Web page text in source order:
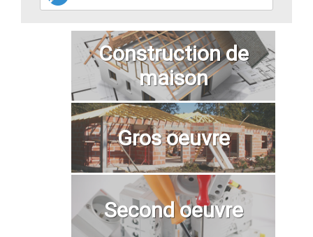
Construction de
maison
Gros oeuvre
Second oeuvre